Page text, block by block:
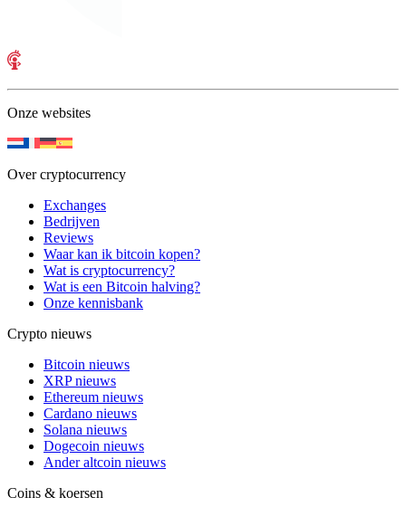
Onze websites
Over cryptocurrency
Exchanges
Bedrijven
Reviews
Waar kan ik bitcoin kopen?
Wat is cryptocurrency?
Wat is een Bitcoin halving?
Onze kennisbank
Crypto nieuws
Bitcoin nieuws
XRP nieuws
Ethereum nieuws
Cardano nieuws
Solana nieuws
Dogecoin nieuws
Ander altcoin nieuws
Coins & koersen